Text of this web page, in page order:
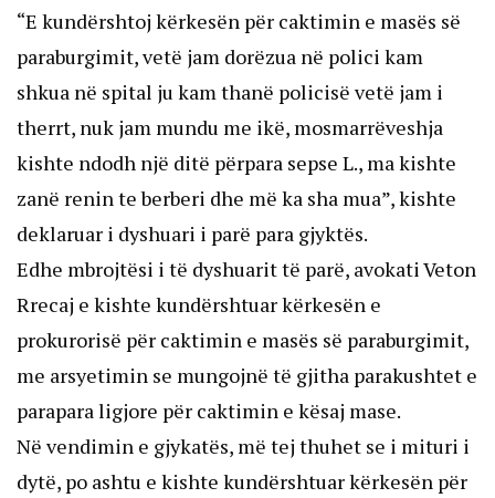
“E kundërshtoj kërkesën për caktimin e masës së
paraburgimit, vetë jam dorëzua në polici kam
shkua në spital ju kam thanë policisë vetë jam i
therrt, nuk jam mundu me ikë, mosmarrëveshja
kishte ndodh një ditë përpara sepse L., ma kishte
zanë renin te berberi dhe më ka sha mua”, kishte
deklaruar i dyshuari i parë para gjyktës.
Edhe mbrojtësi i të dyshuarit të parë, avokati Veton
Rrecaj e kishte kundërshtuar kërkesën e
prokurorisë për caktimin e masës së paraburgimit,
me arsyetimin se mungojnë të gjitha parakushtet e
parapara ligjore për caktimin e kësaj mase.
Në vendimin e gjykatës, më tej thuhet se i mituri i
dytë, po ashtu e kishte kundërshtuar kërkesën për